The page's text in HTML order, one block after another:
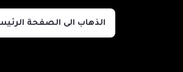
الذهاب الى الصفحة